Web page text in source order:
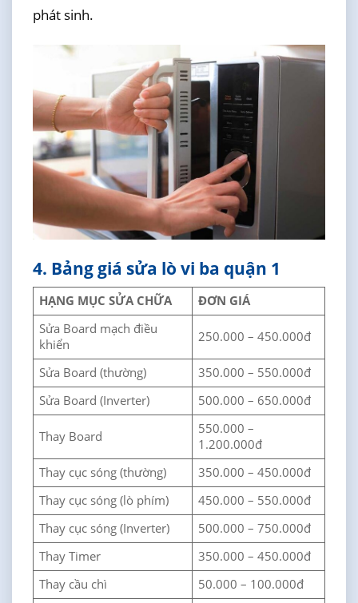
phát sinh.
4. Bảng giá sửa lò vi ba quận 1
HẠNG MỤC SỬA CHỮA
ĐƠN GIÁ
Sửa Board mạch điều
khiển
250.000 – 450.000đ
Sửa Board (thường)
350.000 – 550.000đ
Sửa Board (Inverter)
500.000 – 650.000đ
Thay Board
550.000 –
1.200.000đ
Thay cục sóng (thường)
350.000 – 450.000đ
Thay cục sóng (lò phím)
450.000 – 550.000đ
Thay cục sóng (Inverter)
500.000 – 750.000đ
Thay Timer
350.000 – 450.000đ
Thay cầu chì
50.000 – 100.000đ